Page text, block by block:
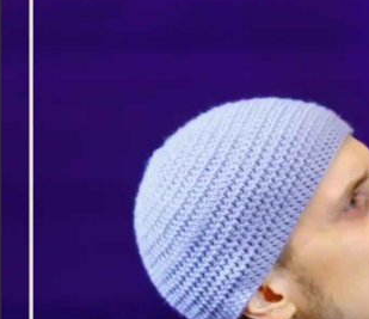
Канона Ангелу - хранителю
Если человек хочет читать каноны и
этого время, то ничего, кроме пользы,
Пост
Перед Причастием положен